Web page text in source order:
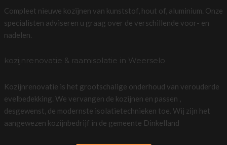
Compleet nieuwe kozijnen van kunststof, hout of, aluminium. Onze
specialisten adviseren u graag over de verschillende voor- en
nadelen.
kozijnrenovatie & raamisolatie in Weerselo
Kozijnrenovatie is het grootschalige onderhoud van verouderde
evelbedekking. We vervangen de kozijnen en passen ,
desgewenst, de modernste isolatietechnieken toe. Wij zijn het
aangewezen kozijnbedrijf in de gemeente Dinkelland